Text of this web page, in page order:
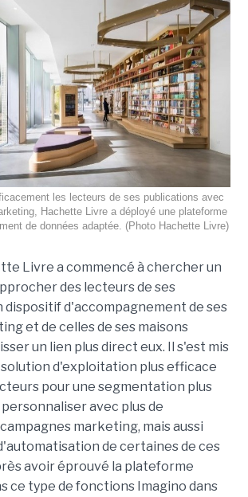
les lecteurs de ses publications avec
Hachette Livre a déployé une plateforme
de données adaptée. (Photo Hachette Livre)
Livre a commencé à chercher un
des lecteurs de ses
dispositif d'accompagnement de ses
et de celles de ses maisons
un lien plus direct eux. Il s'est mis
d'exploitation plus efficace
pour une segmentation plus
avec plus de
marketing, mais aussi
de certaines de ces
avoir éprouvé la plateforme
ce type de fonctions Imagino dans